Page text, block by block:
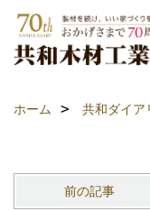
ホーム 共和ダイア
前の記事